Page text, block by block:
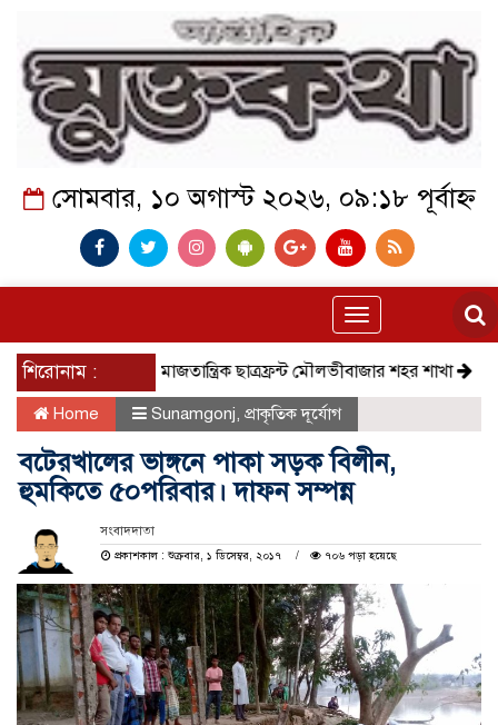
সোমবার, ১০ অগাস্ট ২০২৬, ০৯:১৮ পূর্বাহ্ন
Toggle
navigation
শিরোনাম :সমাজতান্ত্রিক ছাত্রফ্রন্ট মৌলভীবাজার শহর শাখা কেমন আছে
Home Sunamgonj, প্রাকৃতিক দূর্যোগ
বটেরখালের ভাঙ্গনে পাকা সড়ক বিলীন,
হুমকিতে ৫০পরিবার। দাফন সম্পন্ন
সংবাদদাতা
প্রকাশকাল : শুক্রবার, ১ ডিসেম্বর, ২০১৭
৭০৬ পড়া হয়েছে